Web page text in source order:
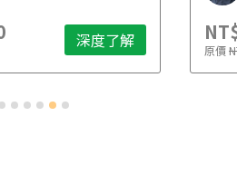
深度了解 原價